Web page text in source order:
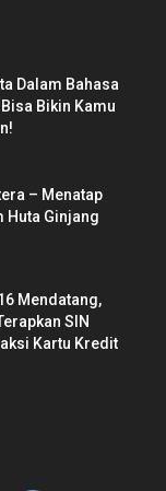
Dalam Bahasa
Bikin Kamu
– Menatap
Huta Ginjang
Mendatang,
SIN
Kartu Kredit